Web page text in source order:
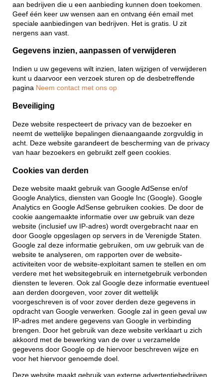
aan bedrijven die u een aanbieding kunnen doen toekomen.
Geef één keer uw wensen aan en ontvang één email met
speciale aanbiedingen van bedrijven. Het is gratis. U zit
nergens aan vast.
Gegevens inzien, aanpassen of verwijderen
Indien u uw gegevens wilt inzien, laten wijzigen of verwijderen
kunt u daarvoor een verzoek sturen op de desbetreffende
pagina Neem contact met ons op
Beveiliging
Deze website respecteert de privacy van de bezoeker en
neemt de wettelijke bepalingen dienaangaande zorgvuldig in
acht. Deze website garandeert de bescherming van de privacy
van haar bezoekers en gebruikt zelf geen cookies.
Cookies van derden
Deze website maakt gebruik van Google AdSense en/of
Google Analytics, diensten van Google Inc (Google). Google
Analytics en Google AdSense gebruiken cookies. De door de
cookie aangemaakte informatie over uw gebruik van deze
website (inclusief uw IP-adres) wordt overgebracht naar en
door Google opgeslagen op servers in de Verenigde Staten.
Google zal deze informatie gebruiken, om uw gebruik van de
website te analyseren, om rapporten over de website-
activiteiten voor de website-exploitant samen te stellen en om
verdere met het websitegebruik en internetgebruik verbonden
diensten te leveren. Ook zal Google deze informatie eventueel
aan derden doorgeven, voor zover dit wettelijk
voorgeschreven is of voor zover derden deze gegevens in
opdracht van Google verwerken. Google zal in geen geval uw
IP-adres met andere gegevens van Google in verbinding
brengen. Door het gebruik van deze website verklaart u zich
akkoord met de bewerking van de over u verzamelde
gegevens door Google op de hiervoor beschreven wijze en
voor het hiervoor genoemde doel.
Deze website maakt gebruik van externe advertentiebedrijven